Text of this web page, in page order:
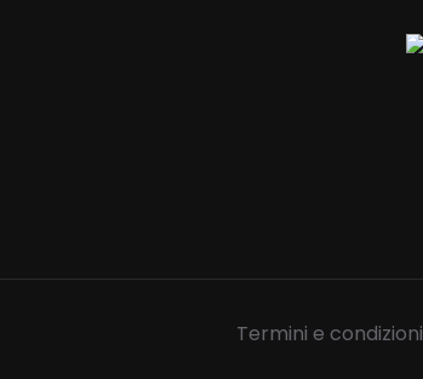
Termini e condizioni